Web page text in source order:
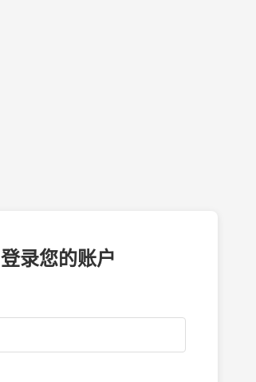
登录您的账户